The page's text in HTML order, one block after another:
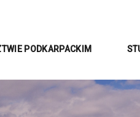
PODKARPACKIM